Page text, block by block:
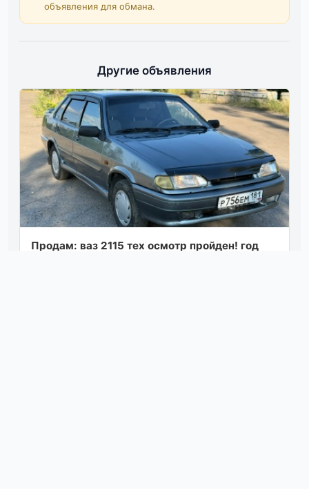
объявления для обмана.
Другие объявления
Продам: ваз 2115 тех осмотр пройден! год